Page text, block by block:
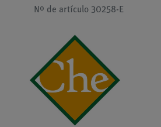
Nº de artículo 30258-E